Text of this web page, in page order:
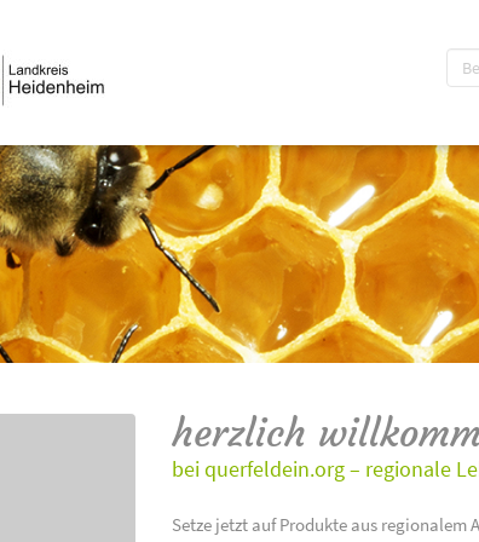
herzlich
bei querfeldein.org – regionale
Setze jetzt auf Produkte aus